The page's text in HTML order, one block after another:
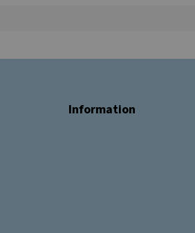
Information